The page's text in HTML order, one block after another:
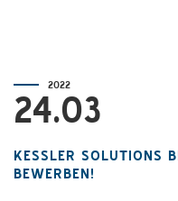
2022
24.03
KESSLER SOLUTIONS
EWERBEN!